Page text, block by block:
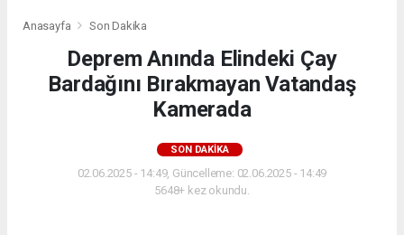
Anasayfa Son Dakika
Deprem Anında Elindeki Çay
Bardağını Bırakmayan Vatandaş
Kamerada
SON DAKIKA
02.06.2025 - 14:49, Güncelleme: 02.06.2025 - 14:49
5648+ kez okundu.